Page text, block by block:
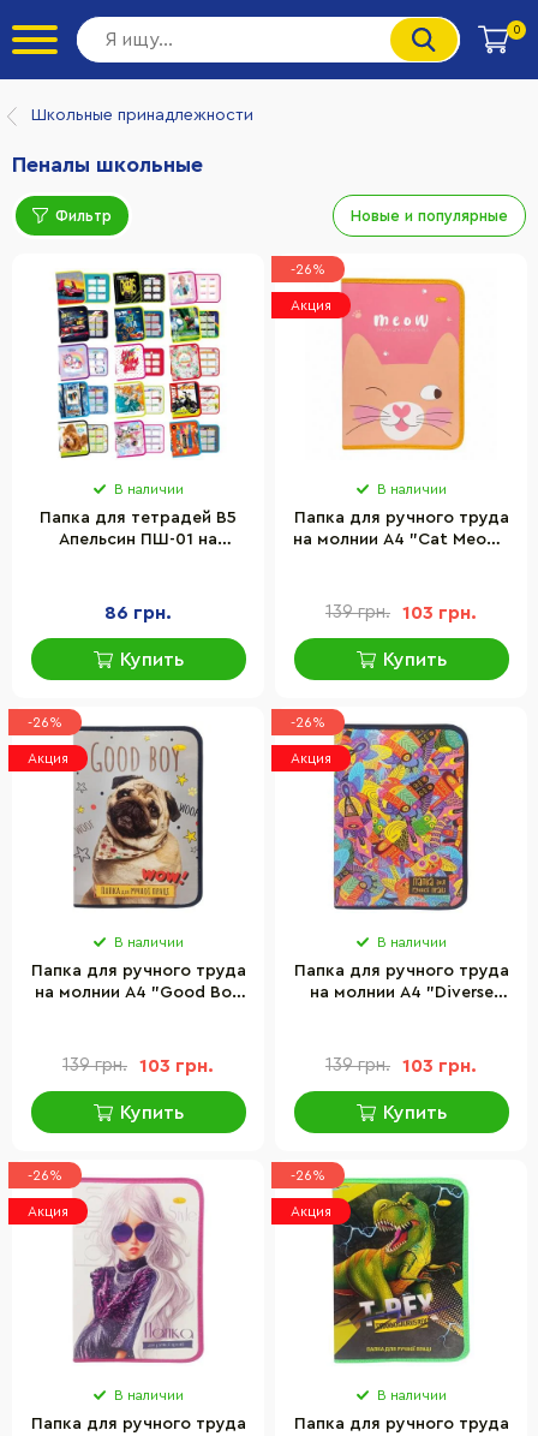
0
Школьные принадлежности
Пеналы школьные
Фильтр Новые и популярные
В наличии
Папка для тетрадей В5
Апельсин ПШ-01 на
86 грн.
Купить
-26%
Акция
В наличии
Папка для ручного труда
на молнии А4 "Cat Meow"
139 грн. 103 грн.
Купить
-26%
Акция
В наличии
Папка для ручного труда
на молнии А4 "Good Boy
139 грн. 103 грн.
Купить
-26%
Акция
В наличии
Папка для ручного труда
на молнии А4 "Diverse
139 грн. 103 грн.
Купить
-26%
Акция
В наличии
Папка для ручного труда
-26%
Акция
В наличии
Папка для ручного труда